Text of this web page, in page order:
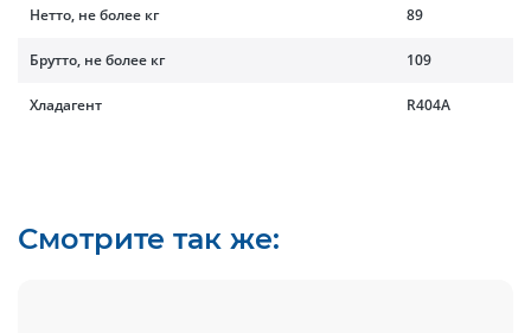
Нетто, не более кг 89
Брутто, не более кг 109
Хладагент R404A
Смотрите так же: